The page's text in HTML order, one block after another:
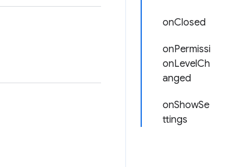
onClosed
onPermissi
onLevelCh
anged
onShowSe
ttings